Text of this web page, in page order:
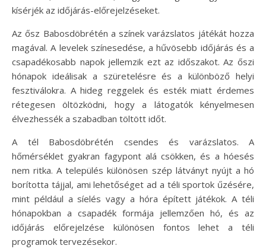
kísérjék az időjárás-előrejelzéseket.
Az ősz Babosdöbrétén a színek varázslatos játékát hozza
magával. A levelek színesedése, a hűvösebb időjárás és a
csapadékosabb napok jellemzik ezt az időszakot. Az őszi
hónapok ideálisak a szüretelésre és a különböző helyi
fesztiválokra. A hideg reggelek és esték miatt érdemes
rétegesen öltözködni, hogy a látogatók kényelmesen
élvezhessék a szabadban töltött időt.
A tél Babosdöbrétén csendes és varázslatos. A
hőmérséklet gyakran fagypont alá csökken, és a hóesés
nem ritka. A település különösen szép látványt nyújt a hó
borította tájjal, ami lehetőséget ad a téli sportok űzésére,
mint például a síelés vagy a hóra épített játékok. A téli
hónapokban a csapadék formája jellemzően hó, és az
időjárás előrejelzése különösen fontos lehet a téli
programok tervezésekor.